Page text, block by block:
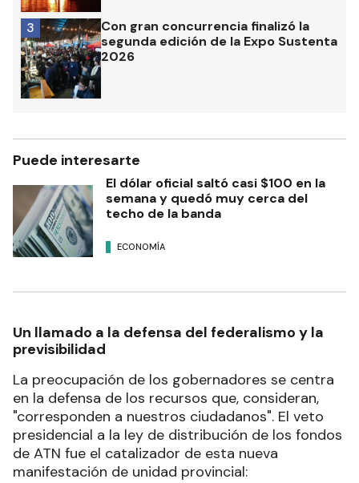
Con gran concurrencia finalizó la
segunda edición de la Expo Sustenta
2026
3
Puede interesarte
El dólar oficial saltó casi $100 en la
semana y quedó muy cerca del
techo de la banda
ECONOMÍA
Un llamado a la defensa del federalismo y la
previsibilidad
La preocupación de los gobernadores se centra
en la defensa de los recursos que, consideran,
"corresponden a nuestros ciudadanos". El veto
presidencial a la ley de distribución de los fondos
de ATN fue el catalizador de esta nueva
manifestación de unidad provincial: